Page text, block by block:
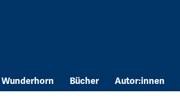
Wunderhorn Bücher Autor:innen